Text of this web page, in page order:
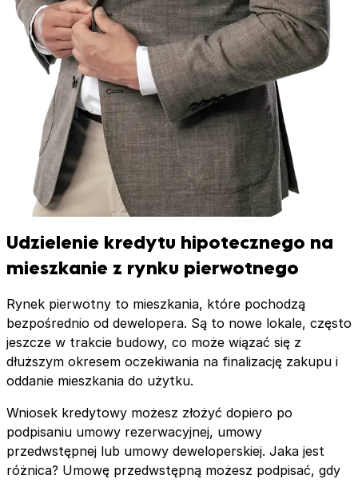
Udzielenie kredytu hipotecznego na
mieszkanie z rynku pierwotnego
Rynek pierwotny to mieszkania, które pochodzą
bezpośrednio od dewelopera. Są to nowe lokale, często
jeszcze w trakcie budowy, co może wiązać się z
dłuższym okresem oczekiwania na finalizację zakupu i
oddanie mieszkania do użytku.
Wniosek kredytowy możesz złożyć dopiero po
podpisaniu umowy rezerwacyjnej, umowy
przedwstępnej lub umowy deweloperskiej. Jaka jest
różnica? Umowę przedwstępną możesz podpisać, gdy